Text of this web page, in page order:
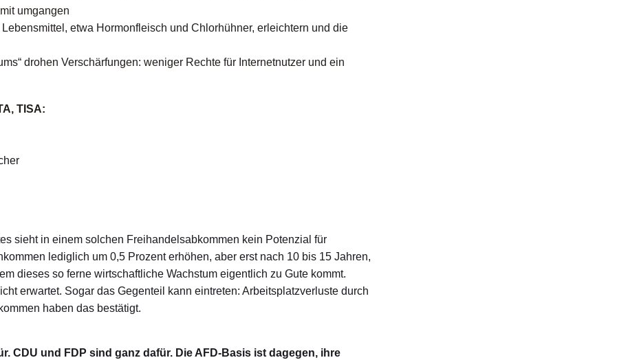
umgangen
etwa Hormonfleisch und Chlorhühner, erleichtern und die
drohen Verschärfungen: weniger Rechte für Internetnutzer und ein
TISA:
sieht in einem solchen Freihandelsabkommen kein Potenzial für
lediglich um 0,5 Prozent erhöhen, aber erst nach 10 bis 15 Jahren,
dieses so ferne wirtschaftliche Wachstum eigentlich zu Gute kommt.
erwartet. Sogar das Gegenteil kann eintreten: Arbeitsplatzverluste durch
haben das bestätigt.
CDU und FDP sind ganz dafür. Die AFD-Basis ist dagegen, ihre